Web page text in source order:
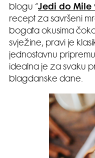
blogu “Jedi do Mile
recept za savršeni
bogata okusima
svježine, pravi je
jednostavnu
idealna je za svaku
blagdanske dane.